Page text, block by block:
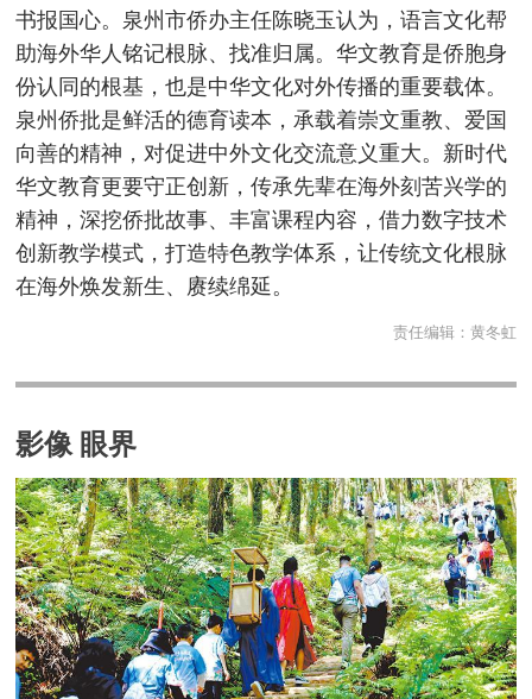
书报国心。泉州市侨办主任陈晓玉认为，语言文化帮
助海外华人铭记根脉、找准归属。华文教育是侨胞身
份认同的根基，也是中华文化对外传播的重要载体。
泉州侨批是鲜活的德育读本，承载着崇文重教、爱国
向善的精神，对促进中外文化交流意义重大。新时代
华文教育更要守正创新，传承先辈在海外刻苦兴学的
精神，深挖侨批故事、丰富课程内容，借力数字技术
创新教学模式，打造特色教学体系，让传统文化根脉
在海外焕发新生、赓续绵延。
责任编辑： 黄冬虹
影像 眼界